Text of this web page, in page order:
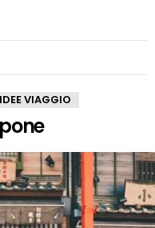
VIAGGIO